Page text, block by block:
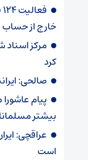
خارج از حساب
مرکز اسناد
کرد
صالحی:
پیام
بیشتر
عراقچی:
است